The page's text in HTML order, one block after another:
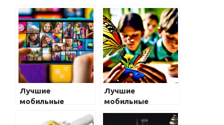
Лучшие
мобильные
школьников с
Лучшие
мобильные
телефоны для
школьников с